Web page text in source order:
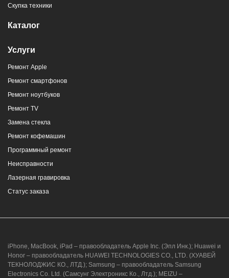
Скупка техники
Каталог
Услуги
Ремонт Apple
Ремонт смартфонов
Ремонт ноутбуков
Ремонт TV
Замена стекла
Ремонт кофемашин
Программный ремонт
Неисправности
Лазерная гравировка
Статус заказа
iPhone, MacBook, iPad – правообладатель Apple Inc. (Эпл Инк.); Huawei и
Honor – правообладатель HUAWEI TECHNOLOGIES CO., LTD. (ХУАВЕЙ
ТЕКНОЛОДЖИС КО., ЛТД.); Samsung – правообладатель Samsung
Electronics Co. Ltd. (Самсунг Электроникс Ко., Лтд.); MEIZU –